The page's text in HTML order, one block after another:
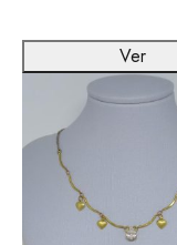
Ver